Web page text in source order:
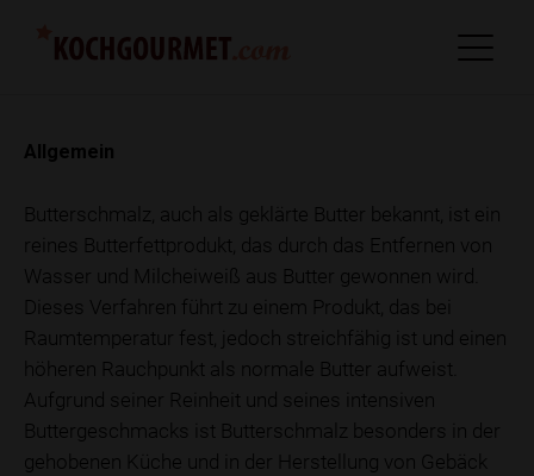
Allgemein
Butterschmalz, auch als geklärte Butter bekannt, ist ein
reines Butterfettprodukt, das durch das Entfernen von
Wasser und Milcheiweiß aus Butter gewonnen wird.
Dieses Verfahren führt zu einem Produkt, das bei
Raumtemperatur fest, jedoch streichfähig ist und einen
höheren Rauchpunkt als normale Butter aufweist.
Aufgrund seiner Reinheit und seines intensiven
Buttergeschmacks ist Butterschmalz besonders in der
gehobenen Küche und in der Herstellung von Gebäck